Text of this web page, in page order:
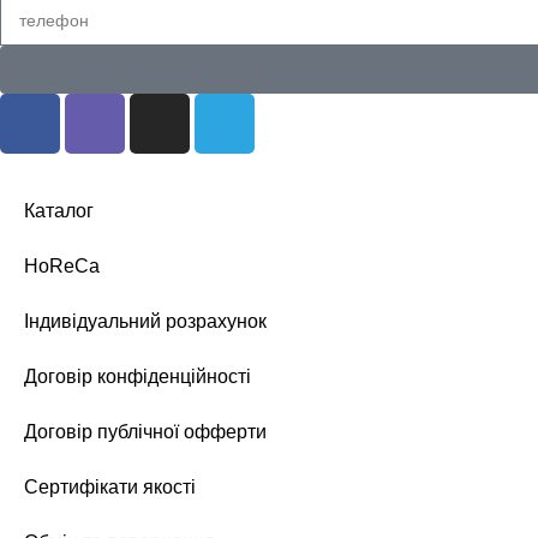
Каталог
HoReCa
Індивідуальний розрахунок
Договір конфіденційності
Договір публічної офферти
Сертифікати якості